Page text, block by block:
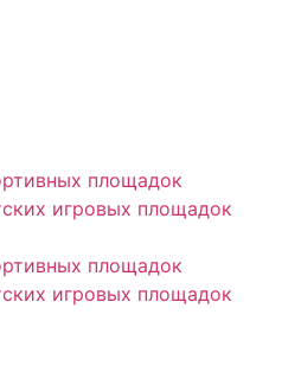
площадок
игровых площадок
площадок
игровых площадок